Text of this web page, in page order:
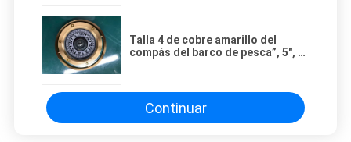
Talla 4 de cobre amarillo del
compás del barco de pesca”, 5", 6"
Continuar